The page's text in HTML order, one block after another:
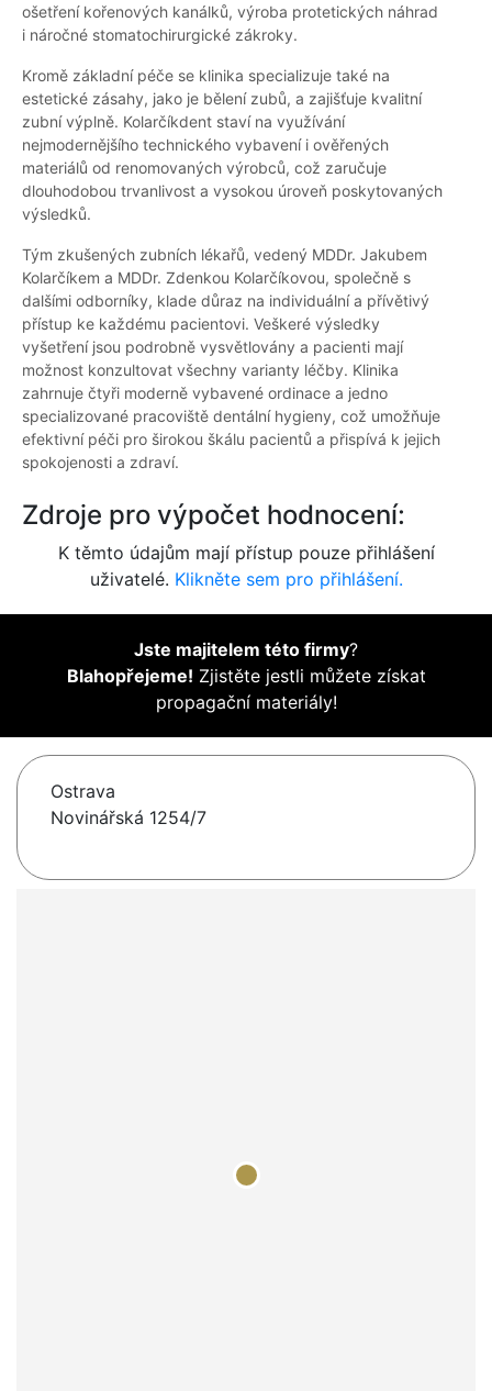
ošetření kořenových kanálků, výroba protetických náhrad
i náročné stomatochirurgické zákroky.
Kromě základní péče se klinika specializuje také na
estetické zásahy, jako je bělení zubů, a zajišťuje kvalitní
zubní výplně. Kolarčíkdent staví na využívání
nejmodernějšího technického vybavení i ověřených
materiálů od renomovaných výrobců, což zaručuje
dlouhodobou trvanlivost a vysokou úroveň poskytovaných
výsledků.
Tým zkušených zubních lékařů, vedený MDDr. Jakubem
Kolarčíkem a MDDr. Zdenkou Kolarčíkovou, společně s
dalšími odborníky, klade důraz na individuální a přívětivý
přístup ke každému pacientovi. Veškeré výsledky
vyšetření jsou podrobně vysvětlovány a pacienti mají
možnost konzultovat všechny varianty léčby. Klinika
zahrnuje čtyři moderně vybavené ordinace a jedno
specializované pracoviště dentální hygieny, což umožňuje
efektivní péči pro širokou škálu pacientů a přispívá k jejich
spokojenosti a zdraví.
Zdroje pro výpočet hodnocení:
K těmto údajům mají přístup pouze přihlášení
uživatelé. Klikněte sem pro přihlášení.
Jste majitelem této firmy?
Blahopřejeme! Zjistěte jestli můžete získat
propagační materiály!
Ostrava
Novinářská 1254/7